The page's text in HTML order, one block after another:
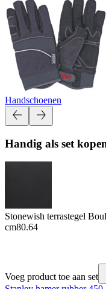
Handschoenen
Handig als set
Stonewish terrastegel
cm80.64
Voeg product toe aan set